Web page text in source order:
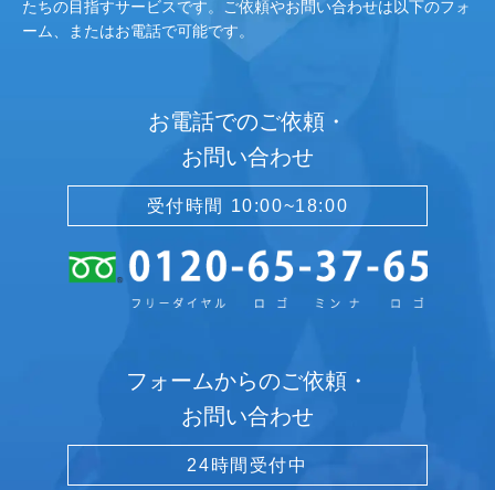
たちの目指すサービスです。ご依頼やお問い合わせは以下のフォ
ーム、またはお電話で可能です。
お電話でのご依頼・
お問い合わせ
受付時間 10:00~18:00
フォームからのご依頼・
お問い合わせ
24時間受付中